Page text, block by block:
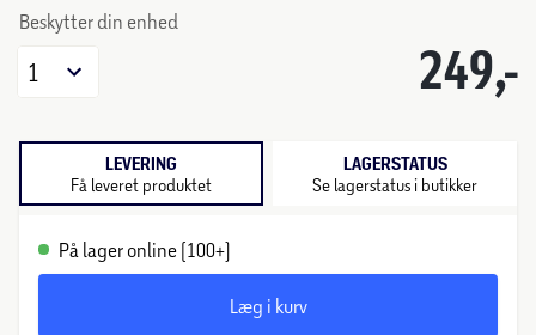
Beskytter din enhed
249,-
1
LEVERING
Få leveret produktet
LAGERSTATUS
Se lagerstatus i butikker
På lager online (100+)
Læg i kurv